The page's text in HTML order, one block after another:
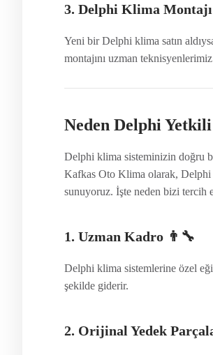
3. Delphi Klima Montajı
Yeni bir Delphi klima satın
montajını uzman
Neden Delphi
Delphi klima sisteminizin doğru bir
Kafkas Oto Klima olarak, Delphi
sunuyoruz. İşte neden bizi tercih
1. Uzman Kadro 👨‍🔧
Delphi klima sistemlerine özel
şekilde giderir.
2. Orijinal Yedek